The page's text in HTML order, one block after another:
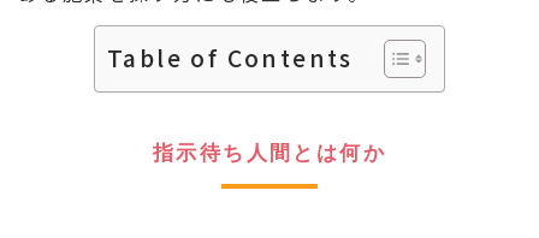
Table of Contents
指示待ち人間とは何か